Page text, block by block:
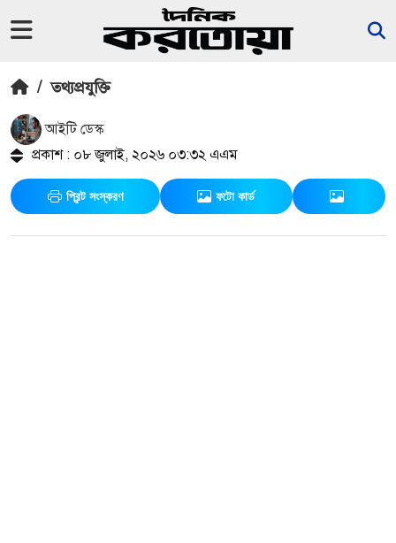
/ তথ্যপ্রযুক্তি
আইটি ডেস্ক
প্রকাশ : ০৮ জুলাই, ২০২৬ ০৩:৩২ এএম
প্রিন্ট সংস্করণ ফটো কার্ড